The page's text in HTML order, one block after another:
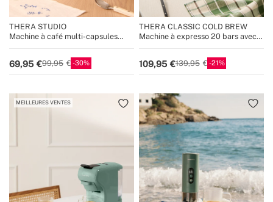
THERA STUDIO
Machine à café multi-capsules
69,95 99,95 30
THERA CLASSIC COLD BREW
Machine à expresso 20 bars avec
109,95 139,95 21
MEILLEURES VENTES